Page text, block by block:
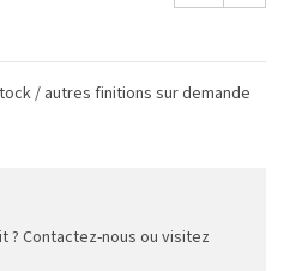
/ autres finitions sur demande
? Contactez-nous ou visitez